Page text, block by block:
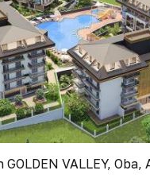
VALLEY, Oba,